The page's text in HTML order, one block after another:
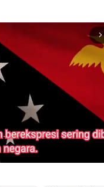
arrow_forward_ios